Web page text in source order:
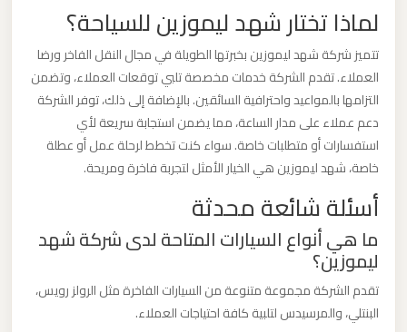
لماذا تختار شهد ليموزين للسياحة؟
تتميز شركة شهد ليموزين بخبرتها الطويلة في مجال النقل الفاخر ورضا
العملاء. تقدم الشركة خدمات مخصصة تلبي توقعات العملاء، وتضمن
التزامها بالمواعيد واحترافية السائقين. بالإضافة إلى ذلك، توفر الشركة
دعم عملاء على مدار الساعة، مما يضمن استجابة سريعة لأي
استفسارات أو متطلبات خاصة. سواء كنت تخطط لرحلة عمل أو عطلة
خاصة، شهد ليموزين هي الخيار الأمثل لتجربة فاخرة ومريحة.
أسئلة شائعة محدثة
ما هي أنواع السيارات المتاحة لدى شركة شهد
ليموزين؟
تقدم الشركة مجموعة متنوعة من السيارات الفاخرة مثل الرولز رويس،
البنتلي، والمرسيدس لتلبية كافة احتياجات العملاء.
العرب
اسكندرية
ليموزين
مطار
العرب
ليموزين
مطار
القاهرة